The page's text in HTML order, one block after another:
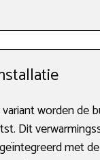
worden de
Dit
met